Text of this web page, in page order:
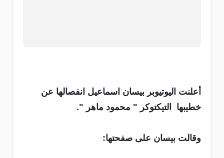
أعلنت اليوتيوبر بيسان اسماعيل انفصالها عن
خطيبها التيكتوكر " محمود ماهر ".
وقالت بيسان على صفحتها: